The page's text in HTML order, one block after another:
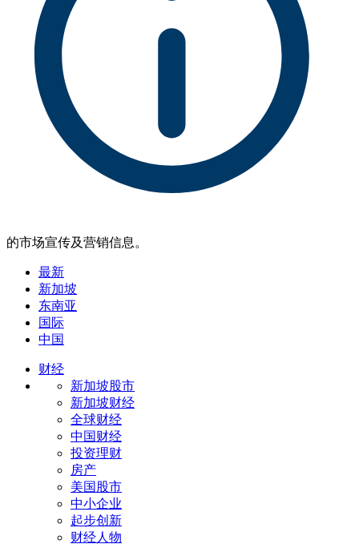
的市场宣传及营销信息。
最新
新加坡
东南亚
国际
中国
财经
新加坡股市
新加坡财经
全球财经
中国财经
投资理财
房产
美国股市
中小企业
起步创新
财经人物